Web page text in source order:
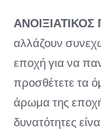
ΑΝΟΙΞΙΑΤΙΚΟΣ
αλλάζουν
εποχή για να
προσθέτετε τα
άρωμα της
δυνατότητες